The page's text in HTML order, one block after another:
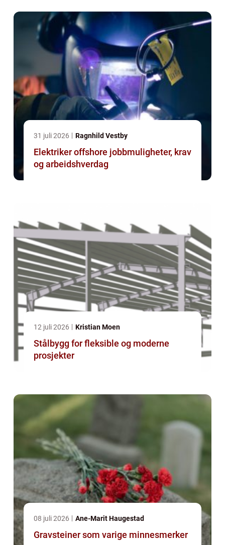
31 juli 2026 Ragnhild Vestby
Elektriker offshore jobbmuligheter, krav
og arbeidshverdag
12 juli 2026 Kristian Moen
Stålbygg for fleksible og moderne
prosjekter
08 juli 2026 Ane-Marit Haugestad
Gravsteiner som varige minnesmerker